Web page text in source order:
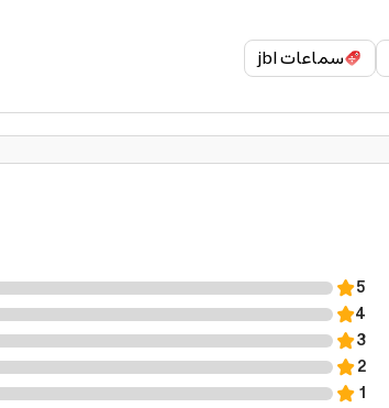
سماعات jbl
5
4
3
2
1